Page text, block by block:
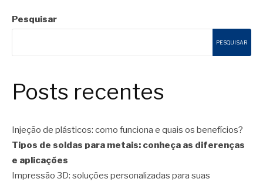
Pesquisar
PESQUISAR
Posts recentes
Injeção de plásticos: como funciona e quais os benefícios?
Tipos de soldas para metais: conheça as diferenças
e aplicações
Impressão 3D: soluções personalizadas para suas